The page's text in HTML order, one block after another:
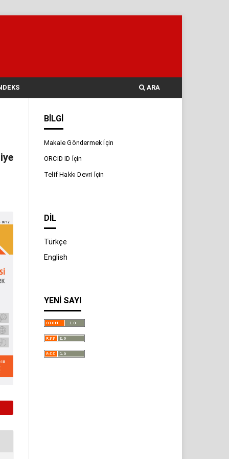
ARA
BILGI
Makale Göndermek İçin
ORCID ID İçin
Telif Hakkı Devri İçin
DIL
Türkçe
English
YENI SAYI